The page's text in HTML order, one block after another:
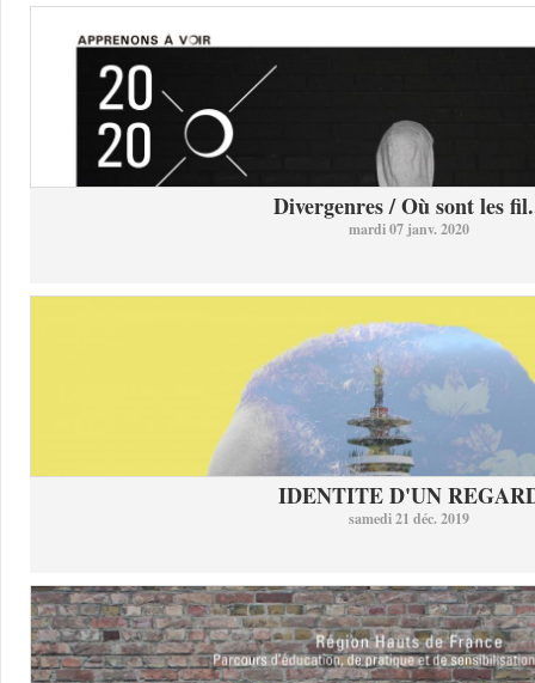
Divergenres / Où sont les
mardi 07 janv. 2020
IDENTITE D'UN
samedi 21 déc. 2019